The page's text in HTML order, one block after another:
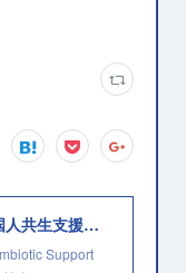
NPO法人名古屋外国人共生支援協会
Support